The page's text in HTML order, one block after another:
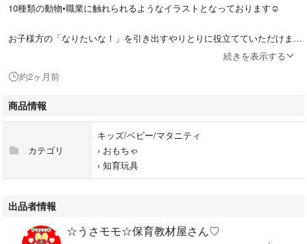
10種類の動物•職業に触れられるようなイラストとなっております☺︎
お子様方の「なりたいな！」を引き出すやりとりに役立てていただけます
と幸いです☆誕生日会でもご活用をしていただけます(^^)
パネルボードのご用意をしてくださるよう、どうかよろしくお願い致しま
す⭐︎
①動物の園児達✖️2種類
③ねこの床屋さん
⑤いぬのおまわりさん
続きを表示する
約2ヶ月前
商品情報
カテゴリ
キッズ/ベビー/マタニティ
› おもちゃ
› 知育玩具
出品者情報
☆うさモモ☆保育教材屋さん♡